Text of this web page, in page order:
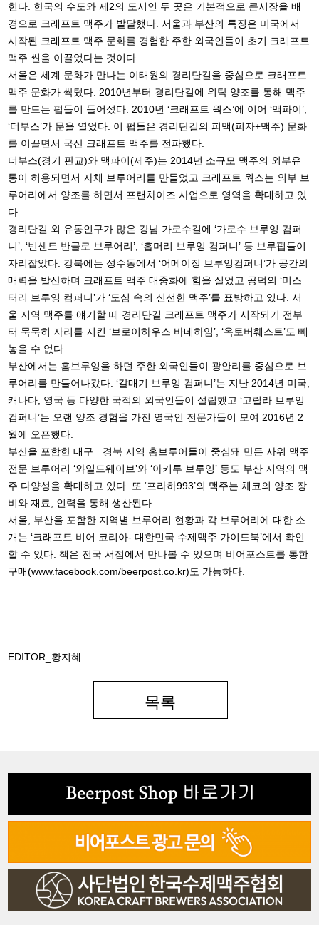
힌다. 한국의 수도와 제2의 도시인 두 곳은 기본적으로 큰시장을 배
경으로 크래프트 맥주가 발달했다. 서울과 부산의 특징은 미국에서
시작된 크래프트 맥주 문화를 경험한 주한 외국인들이 초기 크래프트
맥주 씬을 이끌었다는 것이다.
서울은 세계 문화가 만나는 이태원의 경리단길을 중심으로 크래프트
맥주 문화가 싹텄다. 2010년부터 경리단길에 위탁 양조를 통해 맥주
를 만드는 펍들이 들어섰다. 2010년 ‘크래프트 웍스’에 이어 ‘맥파이’,
‘더부스’가 문을 열었다. 이 펍들은 경리단길의 피맥(피자+맥주) 문화
를 이끌면서 국산 크래프트 맥주를 전파했다.
더부스(경기 판교)와 맥파이(제주)는 2014년 소규모 맥주의 외부유
통이 허용되면서 자체 브루어리를 만들었고 크래프트 웍스는 외부 브
루어리에서 양조를 하면서 프랜차이즈 사업으로 영역을 확대하고 있
다.
경리단길 외 유동인구가 많은 강남 가로수길에 ‘가로수 브루잉 컴퍼
니’, ‘빈센트 반골로 브루어리’, ‘홉머리 브루잉 컴퍼니’ 등 브루펍들이
자리잡았다. 강북에는 성수동에서 ‘어메이징 브루잉컴퍼니’가 공간의
매력을 발산하며 크래프트 맥주 대중화에 힘을 실었고 공덕의 ‘미스
터리 브루잉 컴퍼니’가 ‘도심 속의 신선한 맥주’를 표방하고 있다. 서
울 지역 맥주를 얘기할 때 경리단길 크래프트 맥주가 시작되기 전부
터 묵묵히 자리를 지킨 ‘브로이하우스 바네하임’, ‘옥토버훼스트’도 빼
놓을 수 없다.
부산에서는 홈브루잉을 하던 주한 외국인들이 광안리를 중심으로 브
루어리를 만들어나갔다. ‘갈매기 브루잉 컴퍼니’는 지난 2014년 미국,
캐나다, 영국 등 다양한 국적의 외국인들이 설립했고 ‘고릴라 브루잉
컴퍼니’는 오랜 양조 경험을 가진 영국인 전문가들이 모여 2016년 2
월에 오픈했다.
부산을 포함한 대구ᆞ경북 지역 홈브루어들이 중심돼 만든 사워 맥주
전문 브루어리 ‘와일드웨이브’와 ‘아키투 브루잉’ 등도 부산 지역의 맥
주 다양성을 확대하고 있다. 또 ‘프라하993’의 맥주는 체코의 양조 장
비와 재료, 인력을 통해 생산된다.
서울, 부산을 포함한 지역별 브루어리 현황과 각 브루어리에 대한 소
개는 ‘크래프트 비어 코리아- 대한민국 수제맥주 가이드북’에서 확인
할 수 있다. 책은 전국 서점에서 만나볼 수 있으며 비어포스트를 통한
구매(www.facebook.com/beerpost.co.kr)도 가능하다.
EDITOR_황지혜
목록